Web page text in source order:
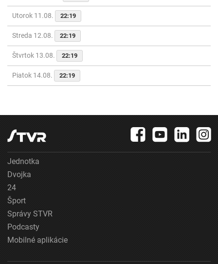
Utorok 11.08. 22:19
Streda 12.08. 22:19
Štvrtok 13.08. 22:19
Piatok 14.08. 22:19
Jednotka
Dvojka
24
Šport
Správy STVR
Podcasty
Mobilné aplikácie